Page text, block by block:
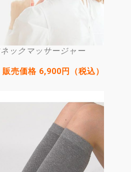
ックマッサージャー
販売価格 6,900円（税込）